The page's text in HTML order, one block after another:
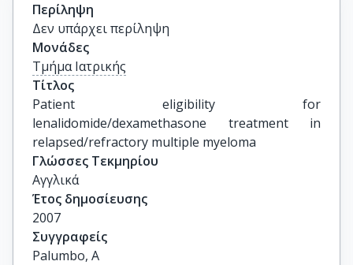
Περίληψη
Δεν υπάρχει περίληψη
Μονάδες
Τμήμα Ιατρικής
Τίτλος
Patient eligibility for
lenalidomide/dexamethasone treatment in
relapsed/refractory multiple myeloma
Γλώσσες Τεκμηρίου
Αγγλικά
Έτος δημοσίευσης
2007
Συγγραφείς
Palumbo, A